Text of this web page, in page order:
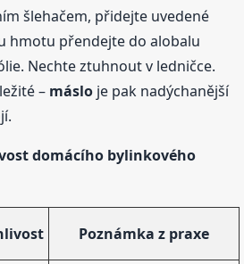
šlehačem, přidejte uvedené
hmotu přendejte do alobalu
Nechte ztuhnout v ledničce.
– máslo je pak nadýchanější
domácího bylinkového
Poznámka z praxe